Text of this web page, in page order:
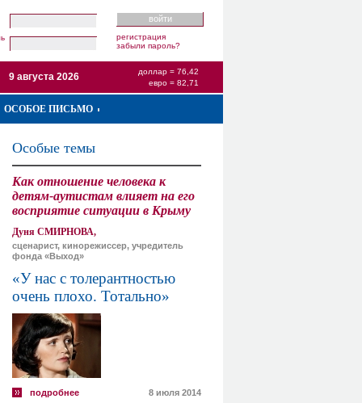
регистрация
забыли пароль?
доллар = 76,42
евро = 82,71
9 августа 2026
ОСОБОЕ ПИСЬМО
Особые темы
Как отношение человека к
детям-аутистам влияет на его
восприятие ситуации в Крыму
Дуня СМИРНОВА,
сценарист, кинорежиссер, учредитель
фонда «Выход»
«У нас с толерантностью
очень плохо. Тотально»
подробнее 8 июля 2014